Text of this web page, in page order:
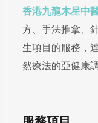
香港九龍木星中
方、手法推拿、
生項目的服務，
然療法的亞健康